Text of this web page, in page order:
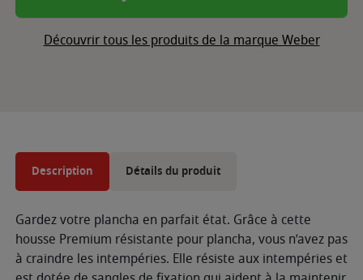
Découvrir tous les produits de la marque Weber
Description Détails du produit
Gardez votre plancha en parfait état. Grâce à cette
housse Premium résistante pour plancha, vous n’avez pas
à craindre les intempéries. Elle résiste aux intempéries et